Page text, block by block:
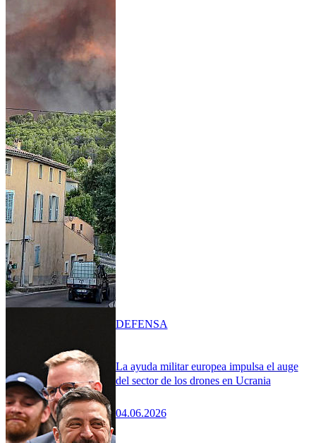
La ayuda militar europea impulsa el auge
del sector de los drones en Ucrania
04.06.2026
DEFENSA